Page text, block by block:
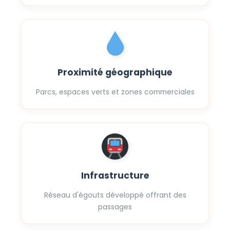
Proximité géographique
Parcs, espaces verts et zones commerciales
Infrastructure
Réseau d'égouts développé offrant des
passages